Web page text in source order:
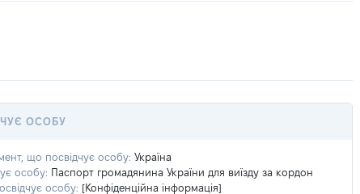
ОСОБУ
що посвідчує особу: Україна
особу: Паспорт громадянина України для виїзду за кордон
особу: [Конфіденційна інформація]